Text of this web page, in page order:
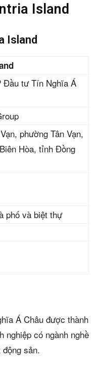
Island
Island
Đầu tư Tín Nghĩa Á
phường Tân Vạn,
Hòa, tỉnh Đồng
phố và biệt thự
Á Châu được thành
nghiệp có ngành nghề
sản.